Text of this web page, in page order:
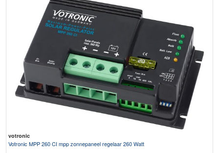
votronic
Votronic MPP 260 CI mpp zonnepaneel regelaar 260 Watt